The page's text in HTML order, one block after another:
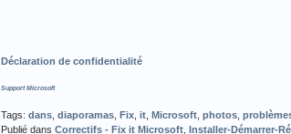
Déclaration de confidentialité
Support Microsoft
Tags: dans diaporamas Fix it Microsoft photos
Publié dans Correctifs - Fix it Microsoft Installer-Démarrer-